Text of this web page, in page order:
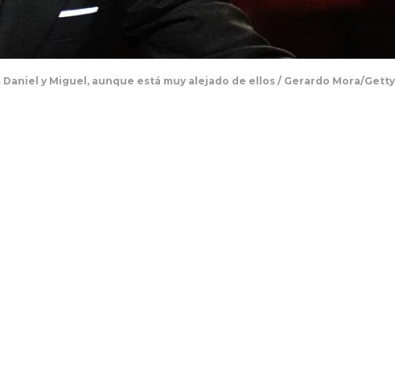
y Miguel, aunque está muy alejado de ellos / Gerardo Mora/